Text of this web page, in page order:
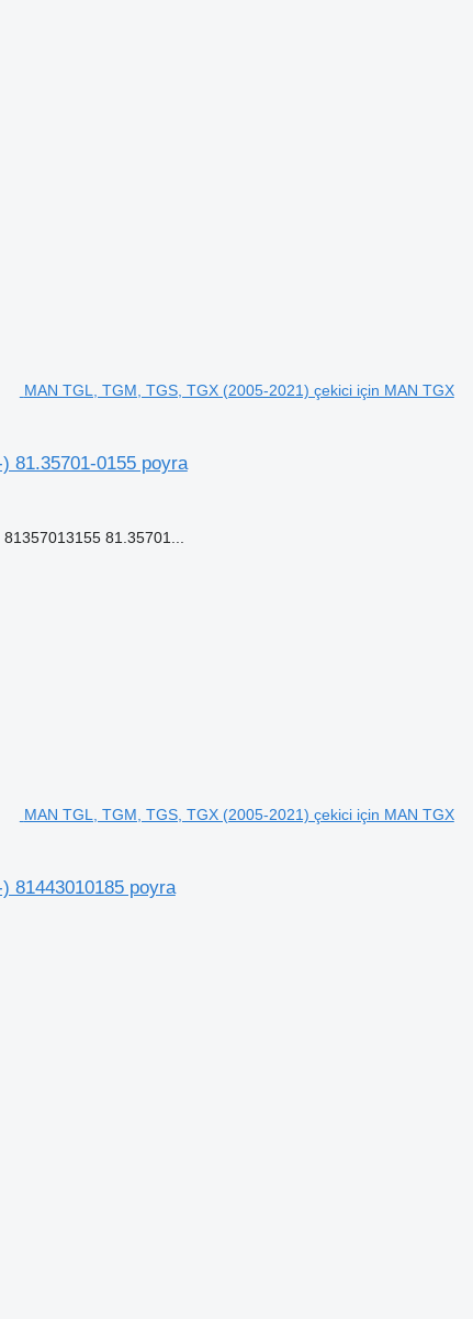
MAN TGL, TGM, TGS, TGX (2005-2021) çekici için MAN TGX
81.35701-0155 poyra
81.35701...
MAN TGL, TGM, TGS, TGX (2005-2021) çekici için MAN TGX
81443010185 poyra